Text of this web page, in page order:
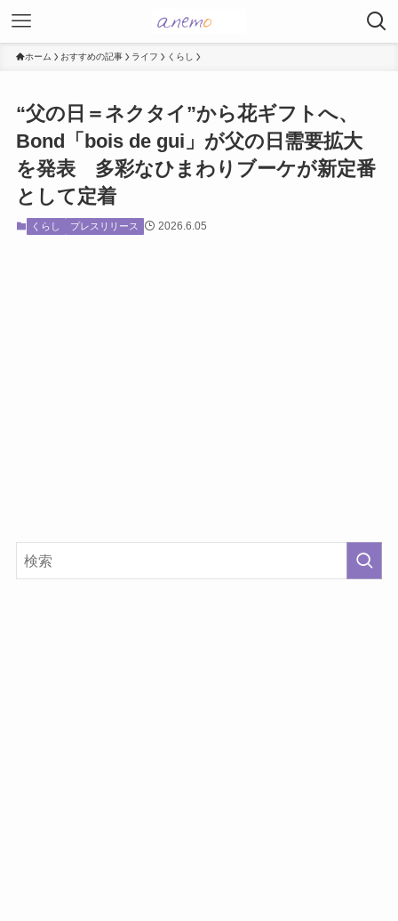
ホーム おすすめの記事 ライフ くらし
“父の日＝ネクタイ”から花ギフトへ、
Bond「bois de gui」が父の日需要拡大
を発表 多彩なひまわりブーケが新定番
として定着
くらし プレスリリース 2026.6.05